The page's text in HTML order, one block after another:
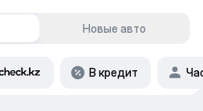
Новые авто
В кредит